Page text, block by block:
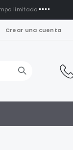
limitado
Crear una cuenta